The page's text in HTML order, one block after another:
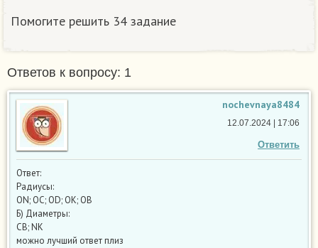
Помогите решить 34 задание
Ответов к вопросу: 1
nochevnaya8484
Ответить
12.07.2024 | 17:06
Ответ:
Радиусы:
ON; OC; OD; OK; OB
Б) Диаметры:
СВ; NK
можно лучший ответ плиз